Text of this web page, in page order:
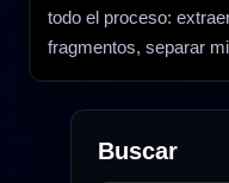
todo el proceso:
fragmentos, separar
Buscar